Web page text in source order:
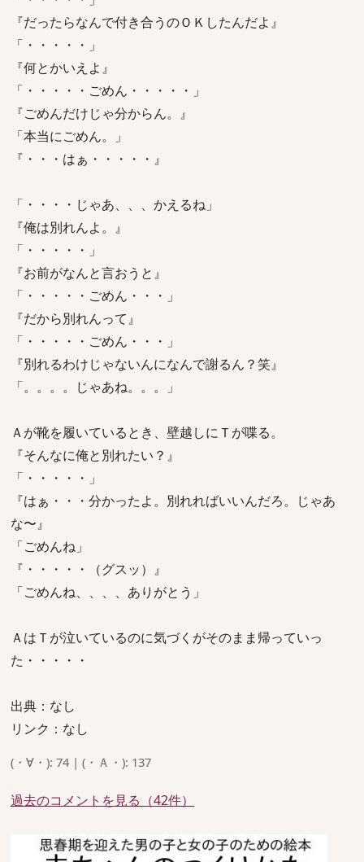
『だったらなんで付き合うのＯＫしたんだよ』
「・・・・・」
『何とかいえよ』
「・・・・・ごめん・・・・・」
『ごめんだけじゃ分からん。』
「本当にごめん。」
『・・・はぁ・・・・・』
「・・・・じゃあ、、、かえるね」
『俺は別れんよ。』
「・・・・・」
『お前がなんと言おうと』
「・・・・・ごめん・・・」
『だから別れんって』
「・・・・・ごめん・・・」
『別れるわけじゃないんになんで謝るん？笑』
「。。。。じゃあね。。。」
Ａが靴を履いているとき、壁越しにＴが喋る。
『そんなに俺と別れたい？』
「・・・・・」
『はぁ・・・分かったよ。別れればいいんだろ。じゃあ
な〜』
「ごめんね」
『・・・・・（グスッ）』
「ごめんね、、、、ありがとう」
ＡはＴが泣いているのに気づくがそのまま帰っていっ
た・・・・・
出典：なし
リンク：なし
(・∀・): 74 | (・Ａ・): 137
過去のコメントを見る（42件）